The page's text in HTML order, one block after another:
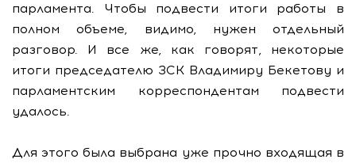
парламента. Чтобы подвести итоги работы в
полном объеме, видимо, нужен отдельный
разговор. И все же, как говорят, некоторые
итоги председателю ЗСК Владимиру Бекетову и
парламентским корреспондентам подвести
удалось.
Для этого была выбрана уже прочно входящая в